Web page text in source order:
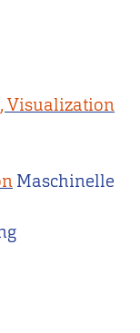
Visualization
Maschinelle